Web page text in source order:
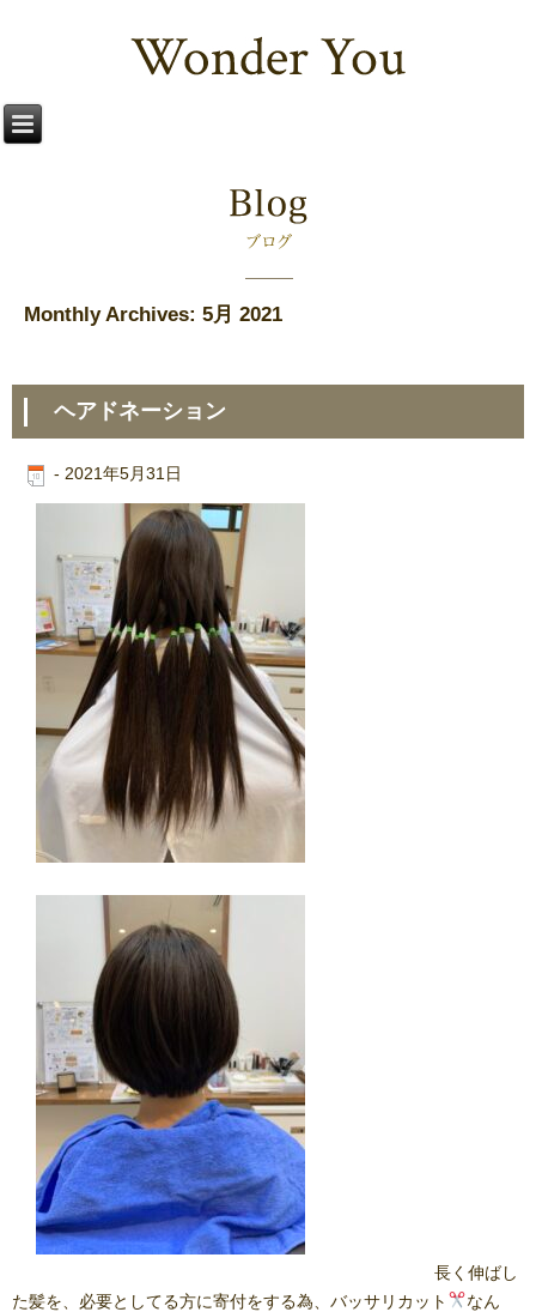
Monthly Archives: 5月 2021
ヘアドネーション
- 2021年5月31日
長く伸ばし
た髪を、必要としてる方に寄付をする為、バッサリカット
なん